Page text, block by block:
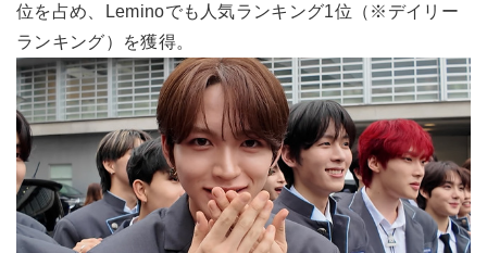
位を占め、Leminoでも人気ランキング1位（※デイリー
ランキング）を獲得。